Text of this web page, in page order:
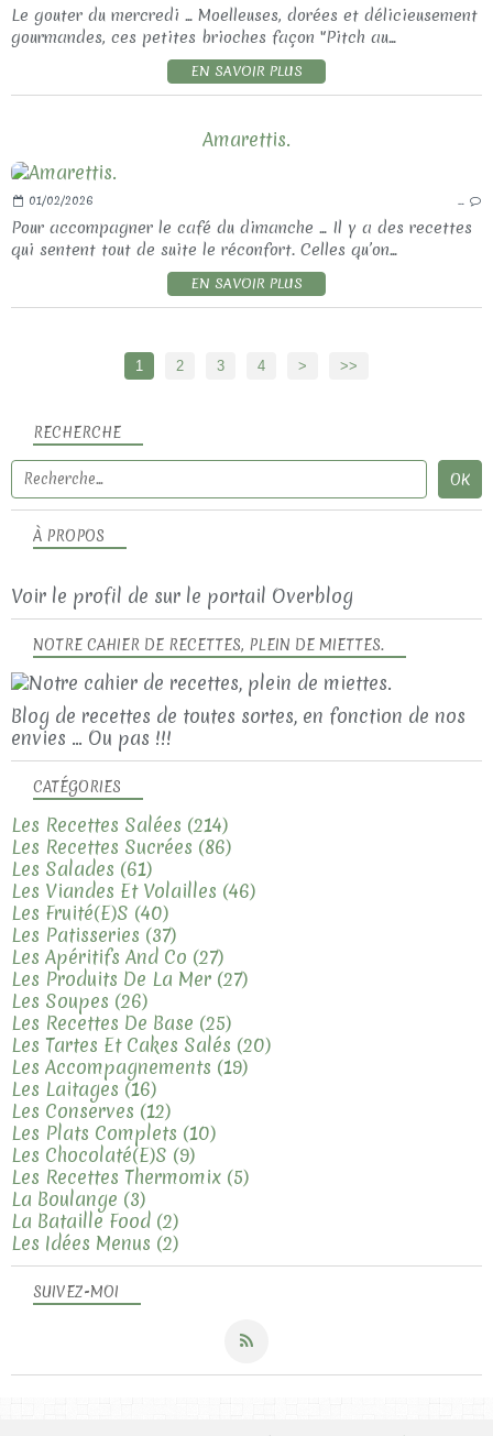
Le gouter du mercredi ... Moelleuses, dorées et délicieusement
gourmandes, ces petites brioches façon "Pitch au...
EN SAVOIR PLUS
Amarettis.
01/02/2026 …
Pour accompagner le café du dimanche ... Il y a des recettes
qui sentent tout de suite le réconfort. Celles qu’on...
EN SAVOIR PLUS
1 2 3 4 > >>
SUIVEZ-MOI
RECHERCHE
NOTRE CAHIER DE RECETTES, PLEIN DE MIETTES.
Blog de recettes de toutes sortes, en fonction de nos
envies ... Ou pas !!!
À PROPOS
Voir le profil de sur le portail Overblog
CATÉGORIES
Les Recettes Salées (214)
Les Recettes Sucrées (86)
Les Salades (61)
Les Viandes Et Volailles (46)
Les Fruité(e)s (40)
Les Patisseries (37)
Les Apéritifs And Co (27)
Les Produits De La Mer (27)
Les Soupes (26)
Les Recettes De Base (25)
Les Tartes Et Cakes Salés (20)
Les Accompagnements (19)
Les Laitages (16)
Les Conserves (12)
Les Plats Complets (10)
Les Chocolaté(e)s (9)
Les Recettes Thermomix (5)
La Boulange (3)
La Bataille Food (2)
Les Idées Menus (2)